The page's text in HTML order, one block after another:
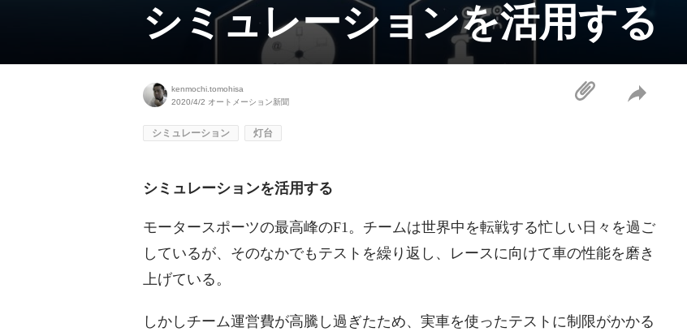
シミュレーションを活用する
kenmochi.tomohisa
2020/4/2 オートメーション新聞
シミュレーション 灯台
シミュレーションを活用する
モータースポーツの最高峰のF1。チームは世界中を転戦する忙しい日々を過ご
しているが、そのなかでもテストを繰り返し、レースに向けて車の性能を磨き
上げている。
しかしチーム運営費が高騰し過ぎたため、実車を使ったテストに制限がかかる